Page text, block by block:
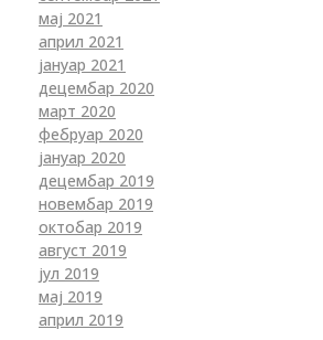
мај 2021
април 2021
јануар 2021
децембар 2020
март 2020
фебруар 2020
јануар 2020
децембар 2019
новембар 2019
октобар 2019
август 2019
јул 2019
мај 2019
април 2019